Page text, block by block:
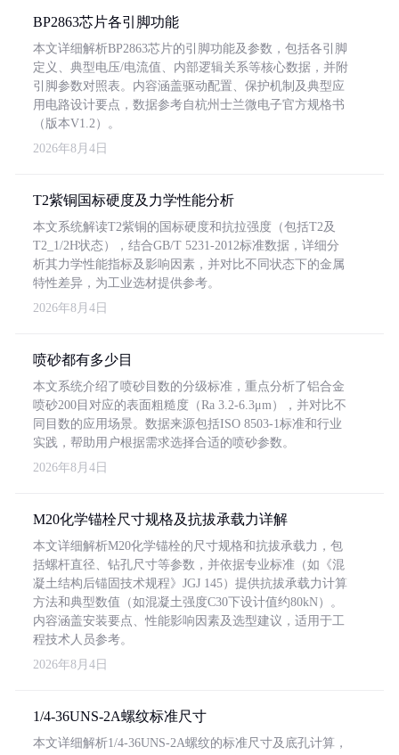
BP2863芯片各引脚功能
本文详细解析BP2863芯片的引脚功能及参数，包括各引脚
定义、典型电压/电流值、内部逻辑关系等核心数据，并附
引脚参数对照表。内容涵盖驱动配置、保护机制及典型应
用电路设计要点，数据参考自杭州士兰微电子官方规格书
（版本V1.2）。
2026年8月4日
T2紫铜国标硬度及力学性能分析
本文系统解读T2紫铜的国标硬度和抗拉强度（包括T2及
T2_1/2H状态），结合GB/T 5231-2012标准数据，详细分
析其力学性能指标及影响因素，并对比不同状态下的金属
特性差异，为工业选材提供参考。
2026年8月4日
喷砂都有多少目
本文系统介绍了喷砂目数的分级标准，重点分析了铝合金
喷砂200目对应的表面粗糙度（Ra 3.2-6.3μm），并对比不
同目数的应用场景。数据来源包括ISO 8503-1标准和行业
实践，帮助用户根据需求选择合适的喷砂参数。
2026年8月4日
M20化学锚栓尺寸规格及抗拔承载力详解
本文详细解析M20化学锚栓的尺寸规格和抗拔承载力，包
括螺杆直径、钻孔尺寸等参数，并依据专业标准（如《混
凝土结构后锚固技术规程》JGJ 145）提供抗拔承载力计算
方法和典型数值（如混凝土强度C30下设计值约80kN）。
内容涵盖安装要点、性能影响因素及选型建议，适用于工
程技术人员参考。
2026年8月4日
1/4-36UNS-2A螺纹标准尺寸
本文详细解析1/4-36UNS-2A螺纹的标准尺寸及底孔计算，